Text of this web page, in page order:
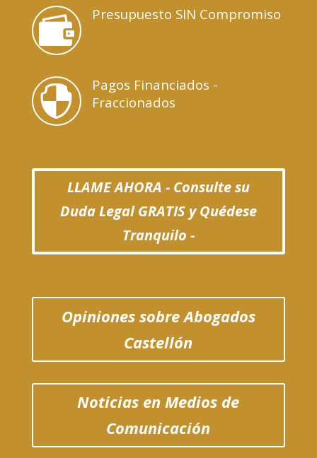
 Presupuesto SIN Compromiso

Pagos Financiados -
Fraccionados
LLAME AHORA - Consulte su
Duda Legal GRATIS y Quédese
Tranquilo -
Opiniones sobre Abogados
Castellón
Noticias en Medios de
Comunicación